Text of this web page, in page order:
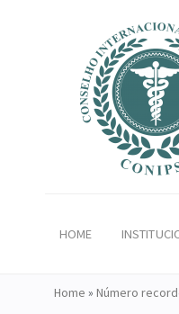
HOME
Home » Número